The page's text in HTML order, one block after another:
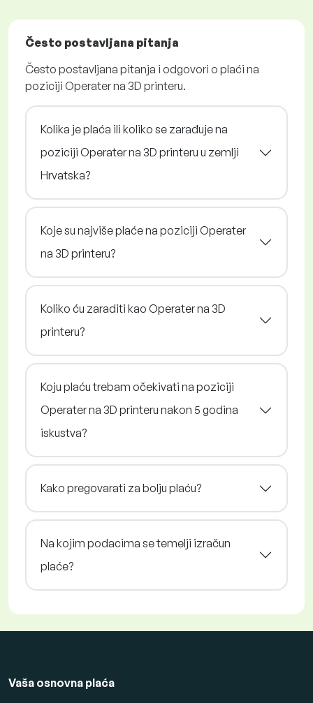
Često postavljana pitanja
Često postavljana pitanja i odgovori o plaći na
poziciji Operater na 3D printeru.
Kolika je plaća ili koliko se zarađuje na
poziciji Operater na 3D printeru u zemlji
Hrvatska?
Koje su najviše plaće na poziciji Operater
na 3D printeru?
Koliko ću zaraditi kao Operater na 3D
printeru?
Koju plaću trebam očekivati na poziciji
Operater na 3D printeru nakon 5 godina
iskustva?
Kako pregovarati za bolju plaću?
Na kojim podacima se temelji izračun
plaće?
Vaša osnovna plaća